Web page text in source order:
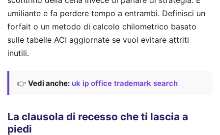
umiliante e fa perdere tempo a entrambi. Definisci un
forfait o un metodo di calcolo chilometrico basato
sulle tabelle ACI aggiornate se vuoi evitare attriti
inutili.
👉 Vedi anche: uk ip office trademark search
La clausola di recesso che ti lascia a
piedi